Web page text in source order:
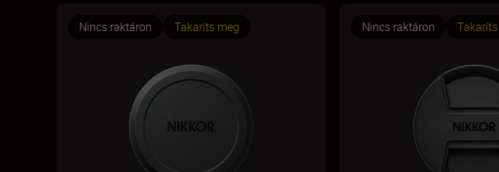
Nincs raktáron Takaríts meg Nincs raktáron